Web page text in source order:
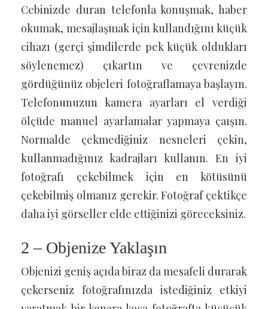
Cebinizde duran telefonla konuşmak, haber
okumak, mesajlaşmak için kullandığını küçük
cihazı (gerçi şimdilerde pek küçük oldukları
söylenemez) çıkartın ve çevrenizde
gördüğünüz objeleri fotoğraflamaya başlayın.
Telefonunuzun kamera ayarları el verdiği
ölçüde manuel ayarlamalar yapmaya çaışın.
Normalde çekmediğiniz nesneleri çekin,
kullanmadığınız kadrajları kullanın. En iyi
fotoğrafı çekebilmek için en kötüsünü
çekebilmiş olmanız gerekir. Fotoğraf çektikçe
daha iyi görseller elde ettiğinizi göreceksiniz.
2 – Objenize Yaklaşın
Objenizi geniş açıda biraz da mesafeli durarak
çekerseniz fotoğrafınızda istediğiniz etkiyi